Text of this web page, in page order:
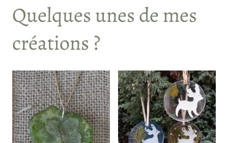
Quelques unes de mes
créations ?